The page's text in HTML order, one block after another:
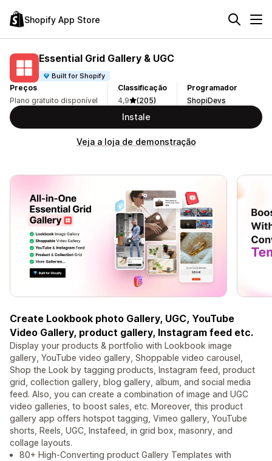
Shopify App Store
Essential Grid Gallery & UGC
Built for Shopify
Preços
Plano gratuito disponível
Classificação
4,9
(205)
Programador
ShopiDevs
Instale
Veja a loja de demonstração
Create Lookbook photo Gallery, UGC, YouTube
Video Gallery, product gallery, Instagram feed etc.
Display your products & portfolio with Lookbook image
gallery, YouTube video gallery, Shoppable video carousel,
Shop the Look by tagging products, Instagram feed, product
grid, collection gallery, blog gallery, album, and social media
feed. Also, you can create a combination of image and UGC
video galleries, to boost sales, etc. Moreover, this product
gallery app offers hotspot tagging, Vimeo gallery, YouTube
shorts, Reels, UGC, Instafeed, in grid box, masonry, and
collage layouts.
80+ High-Converting product Gallery Templates with